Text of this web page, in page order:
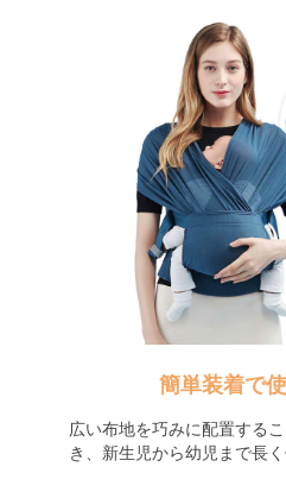
簡単装着で
広い布地を巧みに配置する
き、新生児から幼児まで長く